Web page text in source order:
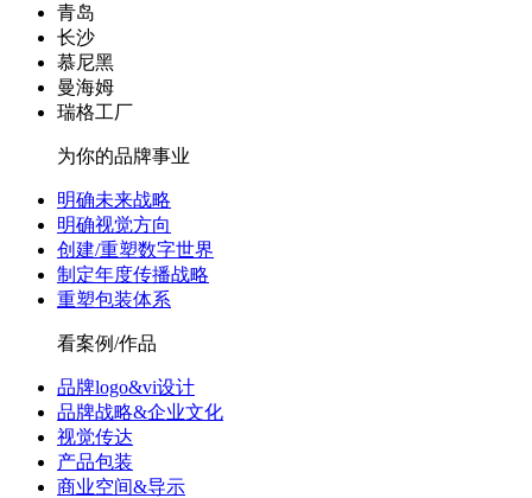
青岛
长沙
慕尼黑
曼海姆
瑞格工厂
为你的品牌事业
明确未来战略
明确视觉方向
创建/重塑数字世界
制定年度传播战略
重塑包装体系
看案例/作品
品牌logo&vi设计
品牌战略&企业文化
视觉传达
产品包装
商业空间&导示